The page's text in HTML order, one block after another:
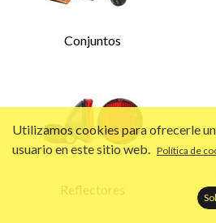
Conjuntos
Reflectores
Utilizamos cookies para ofrecerle
usuario en este sitio web. Política de